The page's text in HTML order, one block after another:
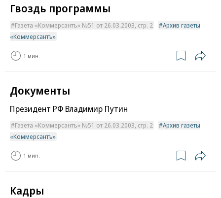
Гвоздь программы
Газета «Коммерсантъ» №51 от 26.03.2003, стр. 2
Архив газеты
«Коммерсантъ»
1 мин.
Документы
Президент РФ Владимир Путин
Газета «Коммерсантъ» №51 от 26.03.2003, стр. 2
Архив газеты
«Коммерсантъ»
1 мин.
Кадры